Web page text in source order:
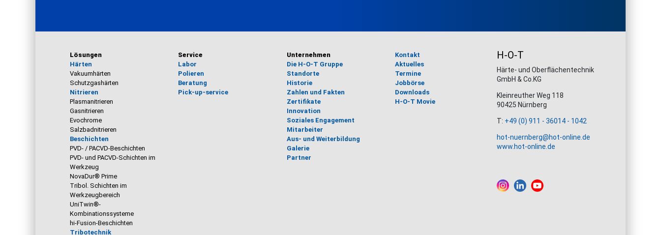
Lösungen
Härten
Vakuumhärten
Schutzgashärten
Nitrieren
Plasmanitrieren
Gasnitrieren
Evochrome
Salzbadnitrieren
Beschichten
PVD- / PACVD-Beschichten
PVD- und PACVD-Schichten im
Werkzeug
NovaDur® Prime
Tribol. Schichten im
Werkzeugbereich
UniTwin®-
Kombinationssysteme
hi-Fusion-Beschichten
Tribotechnik
Service
Labor
Polieren
Beratung
Pick-up-service
Unternehmen
Die H-O-T Gruppe
Standorte
Historie
Zahlen und Fakten
Zertifikate
Innovation
Soziales Engagement
Mitarbeiter
Aus- und Weiterbildung
Galerie
Partner
Kontakt
Aktuelles
Termine
Jobbörse
Downloads
H-O-T Movie
H-O-T
Härte- und Oberflächentechnik
GmbH & Co.KG
Kleinreuther Weg 118
90425 Nürnberg
T: +49 (0) 911 - 36014 - 1042
hot-nuernberg@hot-online.de
www.hot-online.de